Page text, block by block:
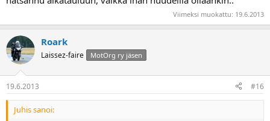
Vaihtoehtoisesti Buena Vistan kohdalta itään jatkamalla pääsee
Bistrosta saa loistavia pierogeja, melkeinpä väittäisin että parempia
kuin Puolasta
Ok, eli ID-12 ja Lewis-Clarkit kannattaa meidänkin piirtää
karttaamme. Pitää harkita myös tuota Yakima-Rainier/St. Helen-
reittiä.
Viimeksi muokattu: 19.6.2013
Roark
Laissez-faire MotOrg ry jäsen
19.6.2013 #16
Juhis sanoi: